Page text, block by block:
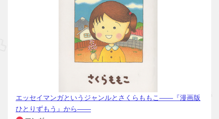
エッセイマンガというジャンルとさくらももこ――『漫画版
ひとりずもう』から――